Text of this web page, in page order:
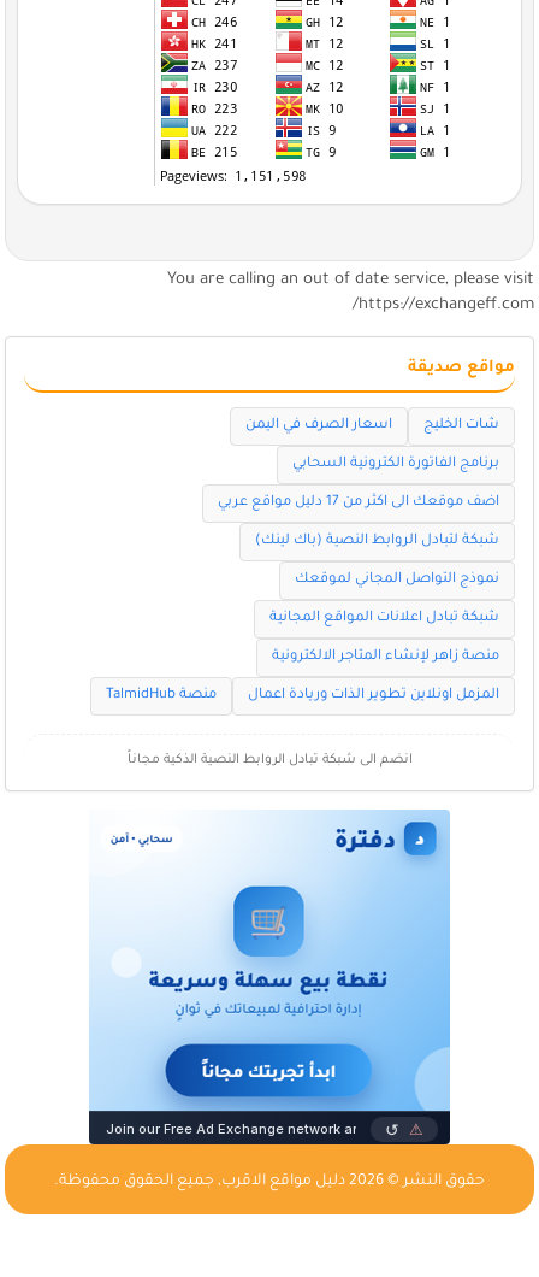
You are calling an out of date service, please visit
https://exchangeff.com/
مواقع صديقة
شات الخليج اسعار الصرف في اليمن
برنامج الفاتورة الكترونية السحابي
اضف موقعك الى اكثر من 17 دليل مواقع عربي
شبكة لتبادل الروابط النصية (باك لينك)
نموذج التواصل المجاني لموقعك
شبكة تبادل اعلانات المواقع المجانية
منصة زاهر لإنشاء المتاجر الالكترونية
المزمل اونلاين تطوير الذات وريادة اعمال منصة TalmidHub
انضم الى شبكة تبادل الروابط النصية الذكية مجاناً
حقوق النشر © 2026 دليل مواقع الاقرب, جميع الحقوق محفوظة.